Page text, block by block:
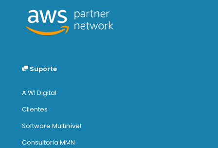
Suporte
A WI Digital
Clientes
Software Multinível
Consultoria MMN